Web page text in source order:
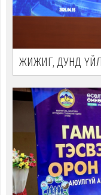
ЖИЖИГ, ДУНД